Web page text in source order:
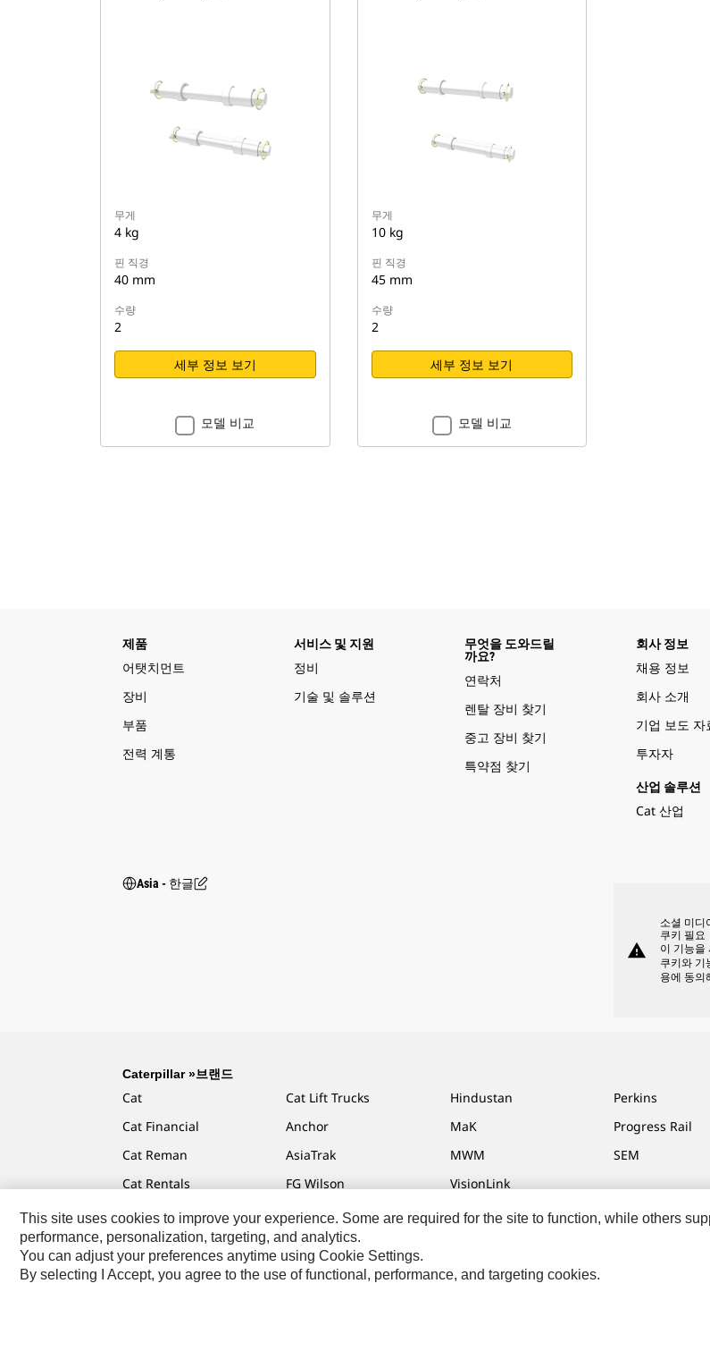
무게
4 kg
핀 직경
40 mm
수량
2
세부 정보 보기
모델 비교
무게
10 kg
핀 직경
45 mm
수량
2
세부 정보 보기
모델 비교
제품
어탯치먼트
장비
부품
전력 계통
서비스 및 지원
정비
기술 및 솔루션
무엇을 도와드릴
까요?
연락처
렌탈 장비 찾기
중고 장비 찾기
특약점 찾기
회사 정보
채용 정보
회사 소개
기업 보도 자
투자자
산업 솔루션
Cat 산업
Asia - 한글
warning
소셜 미디
쿠키 필요
이 기능을
쿠키와 기
용에 동의
Caterpillar »브랜드
Cat
Cat Financial
Cat Reman
Cat Rentals
Cat Lift Trucks
Anchor
AsiaTrak
FG Wilson
Hindustan
MaK
MWM
VisionLink
Perkins
Progress Rail
SEM
Caterpillar.com Caterpillar에 문의 내 마케팅 기본 설정 Cookie Settings 법적 고지
This site uses cookies to improve your experience. Some are required for the site to function, while others
performance, personalization, targeting, and analytics.
You can adjust your preferences anytime using Cookie Settings.
By selecting I Accept, you agree to the use of functional, performance, and targeting cookies.